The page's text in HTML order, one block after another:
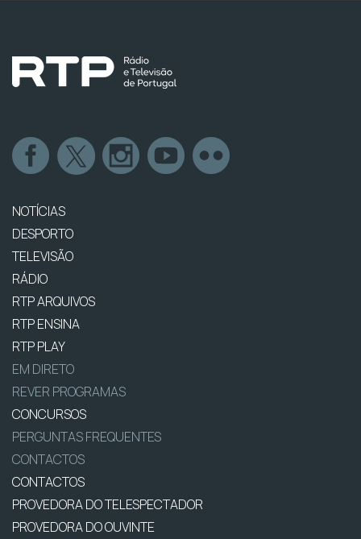
NOTÍCIAS
DESPORTO
TELEVISÃO
RÁDIO
RTP ARQUIVOS
RTP ENSINA
RTP PLAY
EM DIRETO
REVER PROGRAMAS
CONCURSOS
PERGUNTAS FREQUENTES
CONTACTOS
CONTACTOS
PROVEDORA DO TELESPECTADOR
PROVEDORA DO OUVINTE